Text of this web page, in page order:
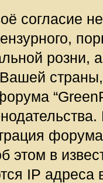
согласие
розни,
страны,
этом в
IP